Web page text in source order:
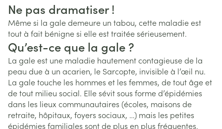
Ne pas dramatiser !
Même si la gale demeure un tabou, cette maladie est
tout à fait bénigne si elle est traitée sérieusement.
Qu’est-ce que la gale ?
La gale est une maladie hautement contagieuse de la
peau due à un acarien, le Sarcopte, invisible à l’œil nu.
La gale touche les hommes et les femmes, de tout âge et
de tout milieu social. Elle sévit sous forme d’épidémies
dans les lieux communautaires (écoles, maisons de
retraite, hôpitaux, foyers sociaux, …) mais les petites
épidémies familiales sont de plus en plus fréquentes.